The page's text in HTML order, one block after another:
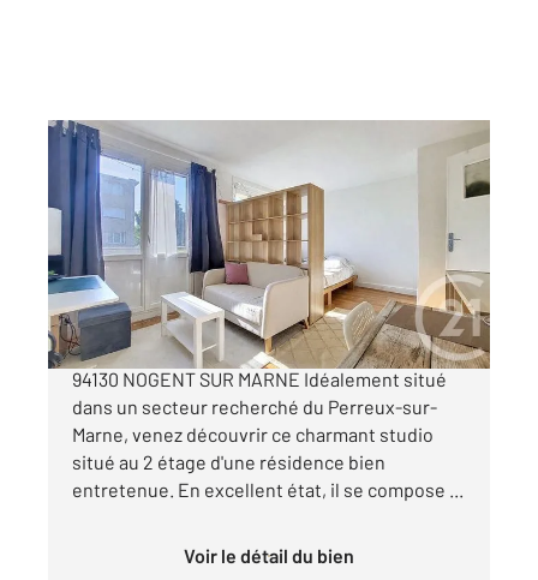
LE PERREUX SUR MARNE 94
28,14 m2, 1 pièce
Ref : 1560
Appartement F1 à vendre
189 000 €
CENTURY 21 Bords de Marne 23 rue Thiers
94130 NOGENT SUR MARNE Idéalement situé
dans un secteur recherché du Perreux-sur-
Marne, venez découvrir ce charmant studio
situé au 2 étage d'une résidence bien
entretenue. En excellent état, il se compose ...
Voir le détail du bien